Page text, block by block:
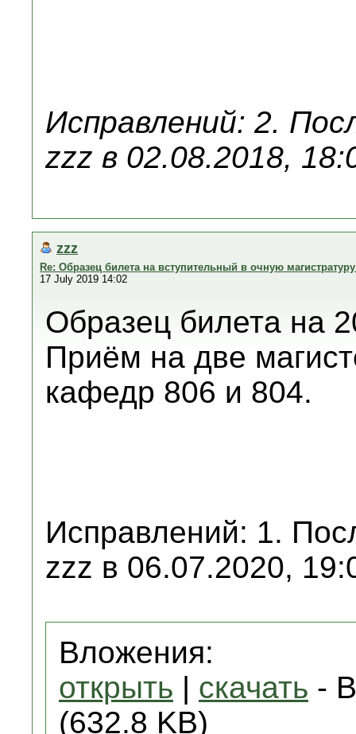
Исправлений: 2.
zzz в 02.08.2018,
zzz
Re: Образец билета на вступительный в очную
17 July 2019 14:02
Образец билета на
Приём на две
кафедр 806 и 804.
Исправлений: 1.
zzz в 06.07.2020,
Вложения:
открыть | скачать -
(632.8 KB)